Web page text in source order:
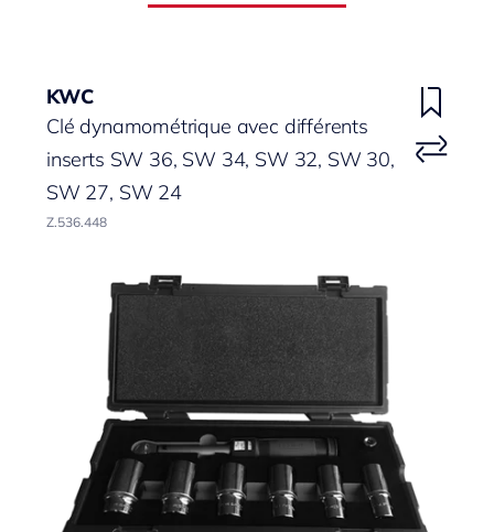
KWC
Clé dynamométrique avec différents
inserts SW 36, SW 34, SW 32, SW 30,
SW 27, SW 24
Z.536.448